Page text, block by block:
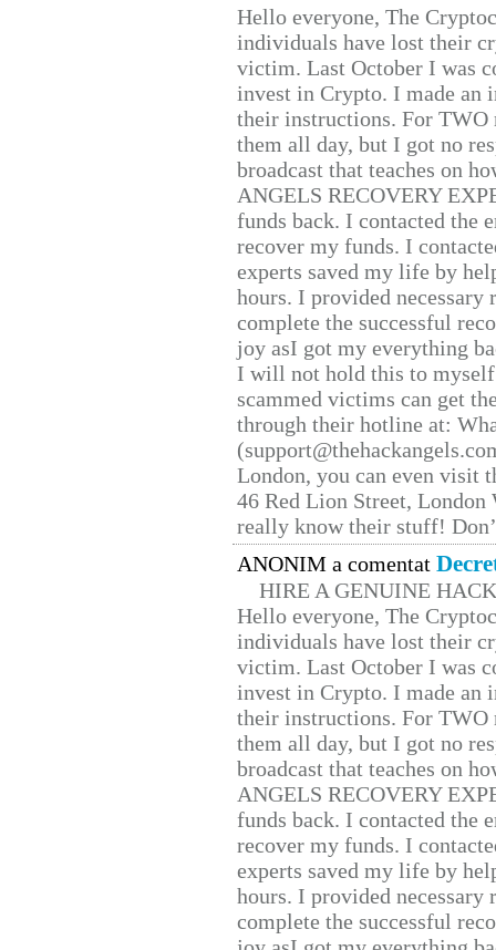
Hello everyone, The
individuals have lost their
victim. Last October I was
invest in Crypto. I made
their instructions. For TWO
them all day, but I got no
broadcast that teaches on
ANGELS RECOVERY
funds back. I contacted the
recover my funds. I
experts saved my life by
hours. I provided
complete the successful
joy asI got my everything
I will not hold this to
scammed victims can get
through their hotline at:
London, you can even visit
46 Red Lion Street, London
really know their stuff!
ANONIM a comentat
HIRE A GENUINE
Hello everyone, The
individuals have lost their
victim. Last October I was
invest in Crypto. I made
their instructions. For TWO
them all day, but I got no
broadcast that teaches on
ANGELS RECOVERY
funds back. I contacted the
recover my funds. I
experts saved my life by
hours. I provided
complete the successful